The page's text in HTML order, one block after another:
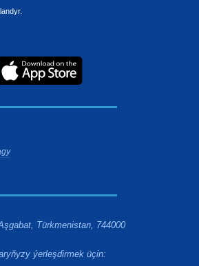
Türkmenistan, 744000
ýerleşdirmek üçin: